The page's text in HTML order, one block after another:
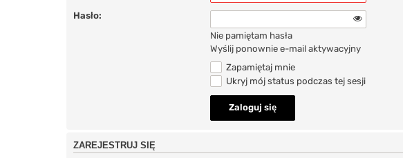
Hasło:
Nie pamiętam hasła
Wyślij ponownie e-mail aktywacyjny
Zapamiętaj mnie
Ukryj mój status podczas tej sesji
ZAREJESTRUJ SIĘ